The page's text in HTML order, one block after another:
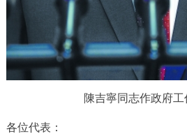
北京概況 十六區概覽
綠色北京 圖説北京
陳吉寧同志作政府工
各位代表：